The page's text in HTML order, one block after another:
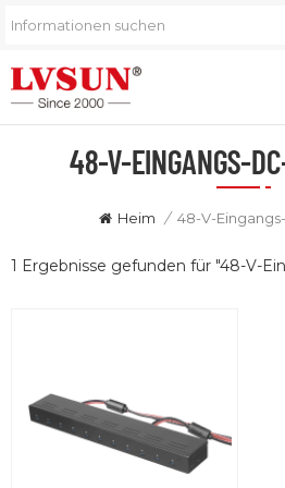
48-V-EINGANGS-
Heim / 48-V-
1 Ergebnisse gefunden für "48-V-